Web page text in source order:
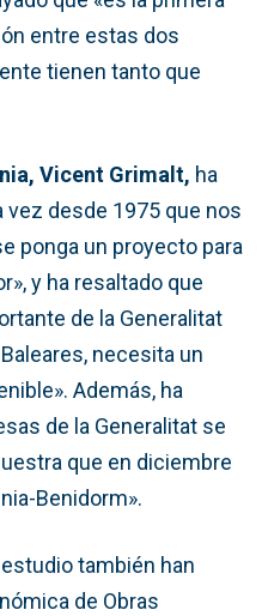
entre estas dos
tienen tanto que
Vicent Grimalt, ha
vez desde 1975 que nos
ponga un proyecto para
y ha resaltado que
de la Generalitat
necesita un
Además, ha
de la Generalitat se
que en diciembre
Benidorm».
también han
de Obras